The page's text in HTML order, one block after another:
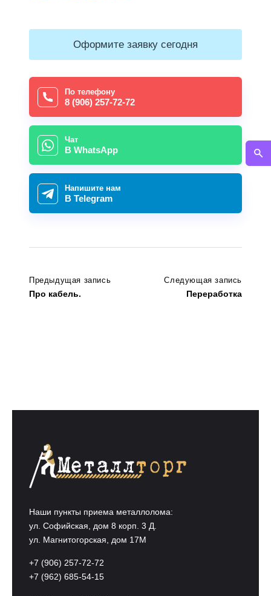
Оформите заявку сегодня
По телефону
8 (906) 257-72-72
Чат
В WhatsApp
Напишите нам
В Telegram
Предыдущая запись
Про кабель.
Следующая запись
Переработка
Наши пункты приема металлолома:
ул. Софийская, дом 8 корп. 3 Д.
ул. Магнитогорская, дом 17М
+7 (906) 257-72-72
+7 (962) 685-54-15